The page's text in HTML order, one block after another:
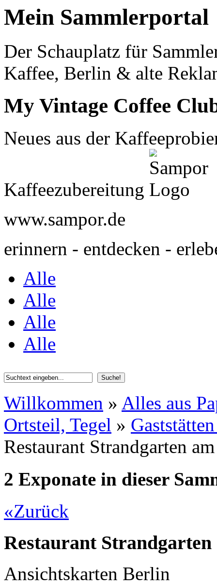
Mein Sammlerportal
Der Schauplatz für
Kaffee, Berlin & alte
My Vintage Coffee
Neues aus der
Kaffeezubereitung
www.sampor.de
erinnern - entdecken -
Alle
Alle
Alle
Alle
Willkommen » Alles aus
Ortsteil, Tegel »
Restaurant Strandgarten
2 Exponate in dieser
«Zurück
Restaurant Strandgarten
Ansichtskarten Berlin